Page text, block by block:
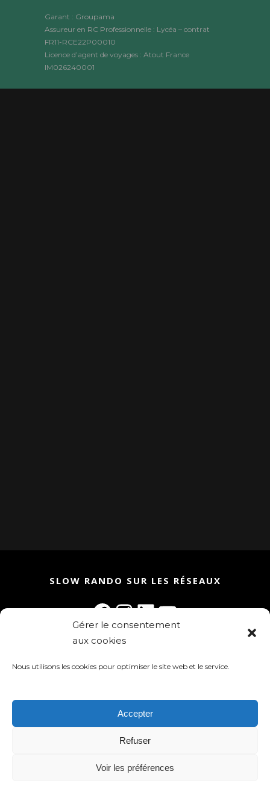
Gérer le consentement
aux cookies
Nous utilisons les cookies pour optimiser le site web et le service.
Accepter
Refuser
Voir les préférences
Garant : Groupama
Assureur en RC Professionnelle : Lycéa – contrat
FR11-RCE22P00010
Licence d’agent de voyages : Atout France
IM026240001
SLOW RANDO SUR LES RÉSEAUX
Facebook
Instagram
LinkedIn
YouTube
Rejoignez la communauté Slow Rando
Mentions légales-Politique de